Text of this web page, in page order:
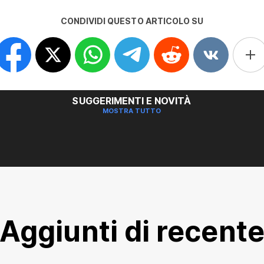
CONDIVIDI QUESTO ARTICOLO SU
SUGGERIMENTI E NOVITÀ
MOSTRA TUTTO
Aggiunti di recente